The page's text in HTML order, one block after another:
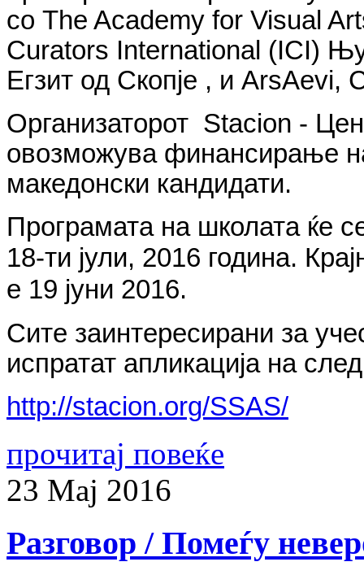
со The Academy for Visual
Curators International (ICI)
Егзит од Скопје , и ArsAevi,
Организаторот Stacion -
овозможува финансирање
македонски кандидати.
Програмата на школата ќе
18-ти јули, 2016 година.
е 19 јуни 2016.
Сите заинтересирани за
испратат апликација на
http://stacion.org/SSAS/
прочитај повеќе
23 Мај 2016
Разговор / Помеѓу